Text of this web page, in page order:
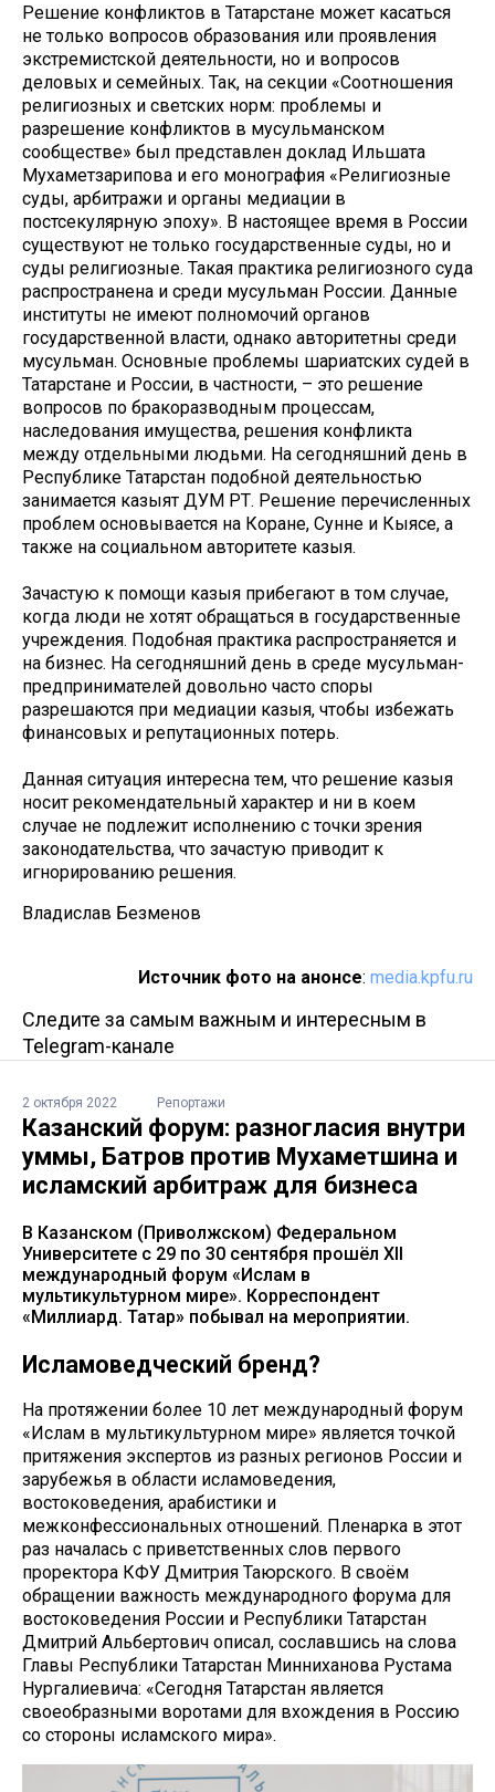
Решение конфликтов в Татарстане может касаться
не только вопросов образования или проявления
экстремистской деятельности, но и вопросов
деловых и семейных. Так, на секции «Соотношения
религиозных и светских норм: проблемы и
разрешение конфликтов в мусульманском
сообществе» был представлен доклад Ильшата
Мухаметзарипова и его монография «Религиозные
суды, арбитражи и органы медиации в
постсекулярную эпоху». В настоящее время в России
существуют не только государственные суды, но и
суды религиозные. Такая практика религиозного суда
распространена и среди мусульман России. Данные
институты не имеют полномочий органов
государственной власти, однако авторитетны среди
мусульман. Основные проблемы шариатских судей в
Татарстане и России, в частности, – это решение
вопросов по бракоразводным процессам,
наследования имущества, решения конфликта
между отдельными людьми. На сегодняшний день в
Республике Татарстан подобной деятельностью
занимается казыят ДУМ РТ. Решение перечисленных
проблем основывается на Коране, Сунне и Кыясе, а
также на социальном авторитете казыя.
Зачастую к помощи казыя прибегают в том случае,
когда люди не хотят обращаться в государственные
учреждения. Подобная практика распространяется и
на бизнес. На сегодняшний день в среде мусульман-
предпринимателей довольно часто споры
разрешаются при медиации казыя, чтобы избежать
финансовых и репутационных потерь.
Данная ситуация интересна тем, что решение казыя
носит рекомендательный характер и ни в коем
случае не подлежит исполнению с точки зрения
законодательства, что зачастую приводит к
игнорированию решения.
Владислав Безменов
Источник фото на анонсе: media.kpfu.ru
Следите за самым важным и интересным в
Telegram-канале
2 октября 2022 Репортажи
Казанский форум: разногласия внутри
уммы, Батров против Мухаметшина и
исламский арбитраж для бизнеса
В Казанском (Приволжском) Федеральном
Университете с 29 по 30 сентября прошёл XII
международный форум «Ислам в
мультикультурном мире». Корреспондент
«Миллиард. Татар» побывал на мероприятии.
Исламоведческий бренд?
На протяжении более 10 лет международный форум
«Ислам в мультикультурном мире» является точкой
притяжения экспертов из разных регионов России и
зарубежья в области исламоведения,
востоковедения, арабистики и
межконфессиональных отношений. Пленарка в этот
раз началась с приветственных слов первого
проректора КФУ Дмитрия Таюрского. В своём
обращении важность международного форума для
востоковедения России и Республики Татарстан
Дмитрий Альбертович описал, сославшись на слова
Главы Республики Татарстан Минниханова Рустама
Нургалиевича: «Сегодня Татарстан является
своеобразными воротами для вхождения в Россию
со стороны исламского мира».